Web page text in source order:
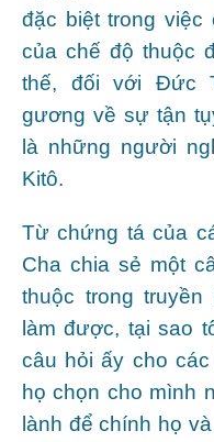
đặc biệt trong việc
của chế độ thuộc
thế, đối với Đức
gương về sự tận
là những người
Kitô.
Từ chứng tá của
Cha chia sẻ một
thuộc trong truyền
làm được, tại sao
câu hỏi ấy cho
họ chọn cho mình
lành để chính họ